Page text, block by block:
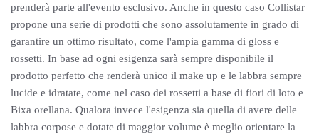
prenderà parte all'evento esclusivo. Anche in questo caso Collistar
propone una serie di prodotti che sono assolutamente in grado di
garantire un ottimo risultato, come l'ampia gamma di gloss e
rossetti. In base ad ogni esigenza sarà sempre disponibile il
prodotto perfetto che renderà unico il make up e le labbra sempre
lucide e idratate, come nel caso dei rossetti a base di fiori di loto e
Bixa orellana. Qualora invece l'esigenza sia quella di avere delle
labbra corpose e dotate di maggior volume è meglio orientare la